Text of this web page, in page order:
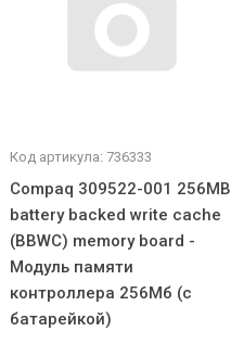
Код артикула: 736333
Compaq 309522-001 256MB
battery backed write cache
(BBWC) memory board -
Модуль памяти
контроллера 256Мб (с
батарейкой)